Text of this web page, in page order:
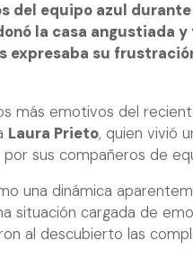
del equipo azul
la casa angustiada y
expresaba su
más emotivos del
Laura Prieto, quien vivió
por sus compañeros de
una dinámica
situación cargada de
al descubierto las